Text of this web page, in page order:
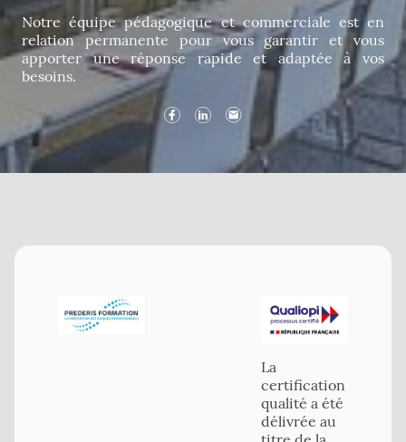
Notre équipe pédagogique et commerciale est en
relation permanente pour vous garantir et vous
apporter une réponse rapide et adaptée à vos
besoins.
La
certification
qualité a été
délivrée au